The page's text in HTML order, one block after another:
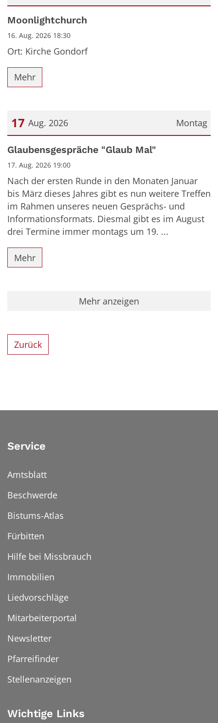
Datum: 16. August 2026
Moonlightchurch
16. Aug. 2026 18:30
Ort: Kirche Gondorf
Mehr
Montag
17 Aug. 2026
Datum: 17. August 2026
Glaubensgespräche "Glaub Mal"
17. Aug. 2026 19:00
Nach der ersten Runde in den Monaten Januar
bis März dieses Jahres gibt es nun weitere Treffen
im Rahmen unseres neuen Gesprächs- und
Informationsformats. Diesmal gibt es im August
drei Termine immer montags um 19. ...
Mehr
Mehr anzeigen
Zurück
Service
Amtsblatt
Beschwerde
Bistums-Atlas
Fürbitten
Hilfe bei Missbrauch
Immobilien
Liedvorschläge
Mitarbeiterportal
Newsletter
Pfarreifinder
Stellenanzeigen
Wichtige Links